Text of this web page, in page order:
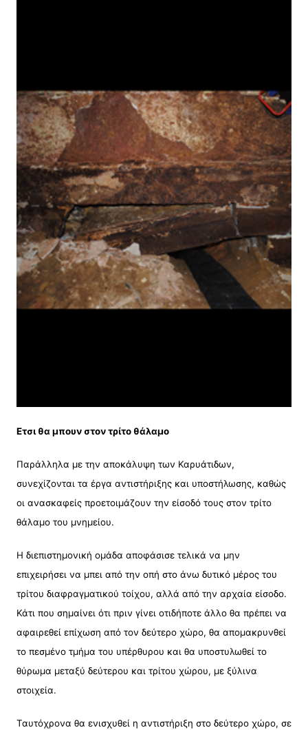
Ετσι θα μπουν στον τρίτο θάλαμο
Παράλληλα με την αποκάλυψη των Καρυάτιδων,
συνεχίζονται τα έργα αντιστήριξης και υποστήλωσης, καθώς
οι ανασκαφείς προετοιμάζουν την είσοδό τους στον τρίτο
θάλαμο του μνημείου.
Η διεπιστημονική ομάδα αποφάσισε τελικά να μην
επιχειρήσει να μπει από την οπή στο άνω δυτικό μέρος του
τρίτου διαφραγματικού τοίχου, αλλά από την αρχαία είσοδο.
Κάτι που σημαίνει ότι πριν γίνει οτιδήποτε άλλο θα πρέπει να
αφαιρεθεί επίχωση από τον δεύτερο χώρο, θα απομακρυνθεί
το πεσμένο τμήμα του υπέρθυρου και θα υποστυλωθεί το
θύρωμα μεταξύ δεύτερου και τρίτου χώρου, με ξύλινα
στοιχεία.
Ταυτόχρονα θα ενισχυθεί η αντιστήριξη στο δεύτερο χώρο, σε